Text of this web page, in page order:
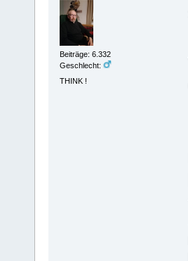
Beiträge: 6.332
Geschlecht:
THINK !